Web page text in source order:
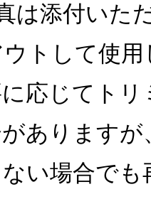
は添付いた
トして使用
応じてト
あります
い場合で